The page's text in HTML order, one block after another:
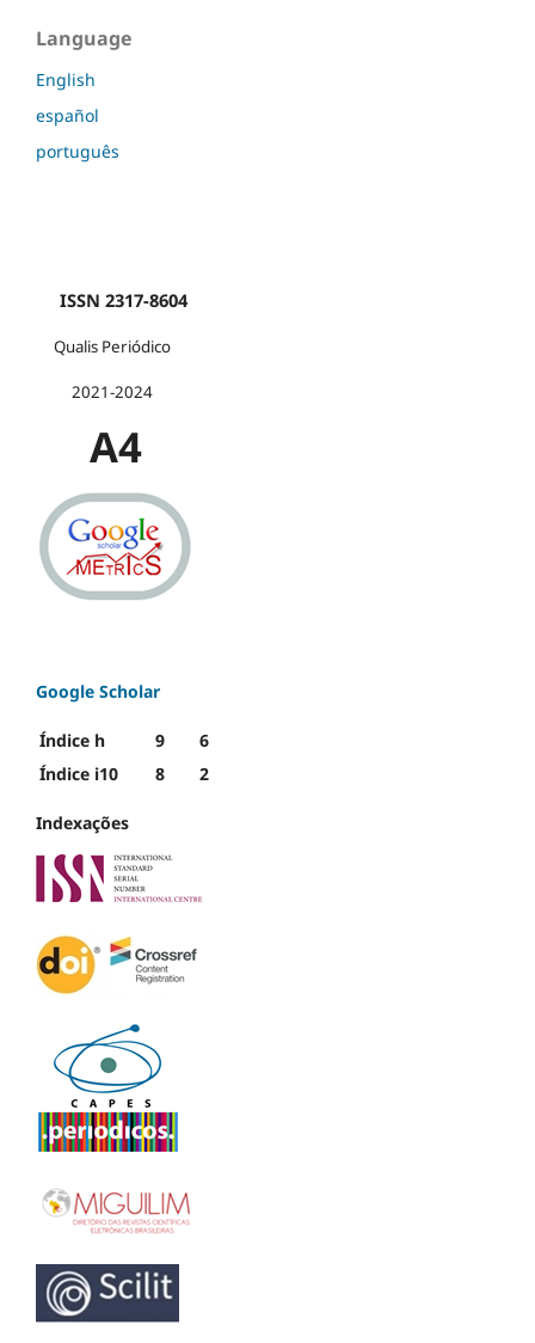
Language
English
español
português
ISSN 2317-8604
Qualis Periódico
2021-2024
A4
Google Scholar
Índice h 9
6
Índice i10
8 2
Indexações